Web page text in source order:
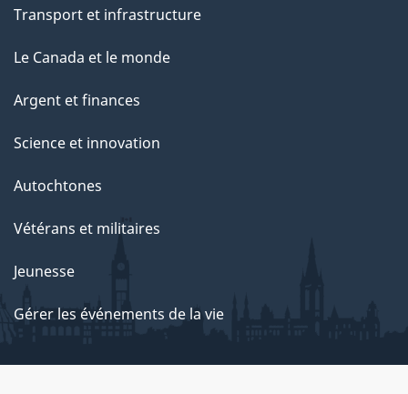
Transport et infrastructure
Le Canada et le monde
Argent et finances
Science et innovation
Autochtones
Vétérans et militaires
Jeunesse
Gérer les événements de la vie